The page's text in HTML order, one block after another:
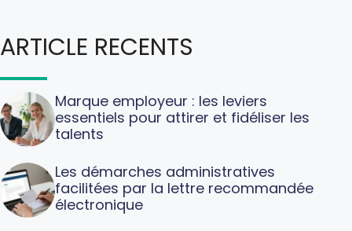
ARTICLE RECENTS
Marque employeur : les leviers
essentiels pour attirer et fidéliser les
talents
Les démarches administratives
facilitées par la lettre recommandée
électronique